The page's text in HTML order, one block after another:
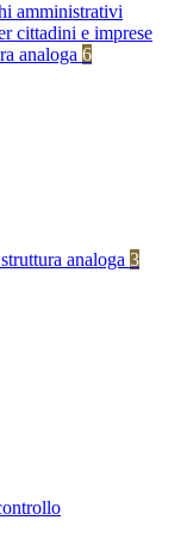
amministrativi
cittadini e imprese
analoga 6
analoga 3